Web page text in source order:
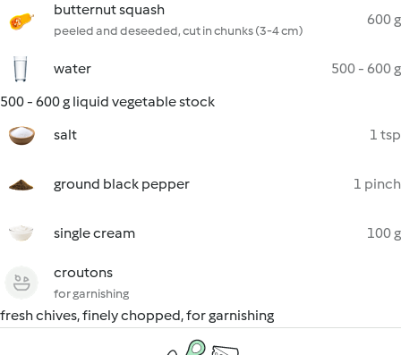
butternut squash
peeled and deseeded, cut in chunks (3-4 cm)
600 g
water
500 - 600 g
500 - 600 g liquid vegetable stock
salt
1 tsp
ground black pepper 1 pinch
single cream 100 g
croutons
for garnishing
fresh chives, finely chopped, for garnishing